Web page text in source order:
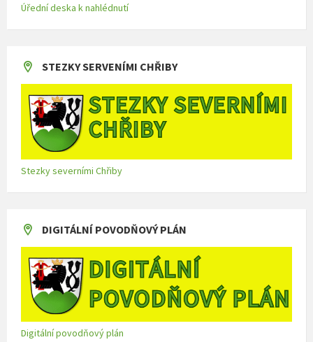
Úřední deska k nahlédnutí
STEZKY SERVENÍMI CHŘIBY
Stezky severními Chřiby
DIGITÁLNÍ POVODŇOVÝ PLÁN
Digitální povodňový plán